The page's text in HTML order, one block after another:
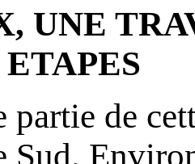
UNE
partie de
Sud.